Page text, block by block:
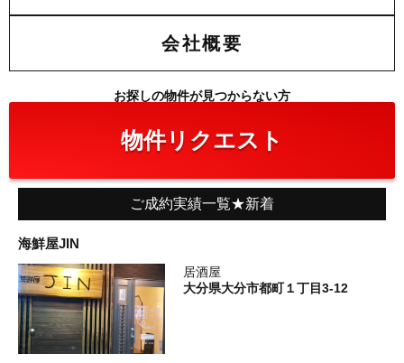
会社概要
お探しの物件が見つからない方
物件リクエスト
ご成約実績一覧★新着
海鮮屋JIN
居酒屋
大分県大分市都町１丁目3-12